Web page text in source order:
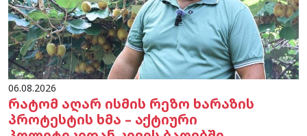
06.08.2026
რატომ აღარ ისმის რეზო ხარაზის
პროტესტის ხმა – აქტიური